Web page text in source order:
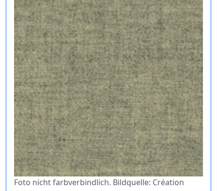
Foto nicht farbverbindlich. Bildquelle: Création